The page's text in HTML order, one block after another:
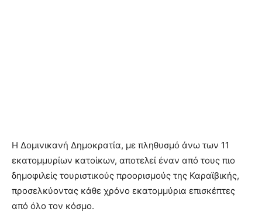
Η Δομινικανή Δημοκρατία, με πληθυσμό άνω των 11
εκατομμυρίων κατοίκων, αποτελεί έναν από τους πιο
δημοφιλείς τουριστικούς προορισμούς της Καραϊβικής,
προσελκύοντας κάθε χρόνο εκατομμύρια επισκέπτες
από όλο τον κόσμο.